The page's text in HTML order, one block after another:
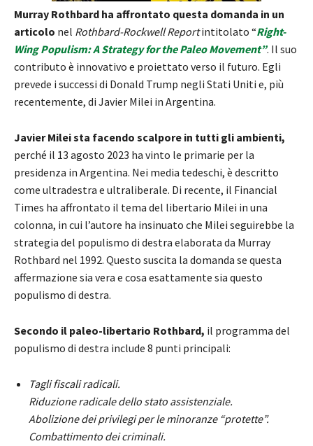
Murray Rothbard ha affrontato questa domanda in un
articolo nel Rothbard-Rockwell Reportintitolato “Right-
Wing Populism: A Strategy for the Paleo Movement”. Il suo
contributo è innovativo e proiettato verso il futuro. Egli
prevede i successi di Donald Trump negli Stati Uniti e, più
recentemente, di Javier Milei in Argentina.
Javier Milei sta facendo scalpore in tutti gli ambienti,
perché il 13 agosto 2023 ha vinto le primarie per la
presidenza in Argentina. Nei media tedeschi, è descritto
come ultradestra e ultraliberale. Di recente, il Financial
Times ha affrontato il tema del libertario Milei in una
colonna, in cui l’autore ha insinuato che Milei seguirebbe la
strategia del populismo di destra elaborata da Murray
Rothbard nel 1992. Questo suscita la domanda se questa
affermazione sia vera e cosa esattamente sia questo
populismo di destra.
Secondo il paleo-libertario Rothbard, il programma del
populismo di destra include 8 punti principali:
Tagli fiscali radicali.
Riduzione radicale dello stato assistenziale.
Abolizione dei privilegi per le minoranze “protette”.
Combattimento dei criminali.